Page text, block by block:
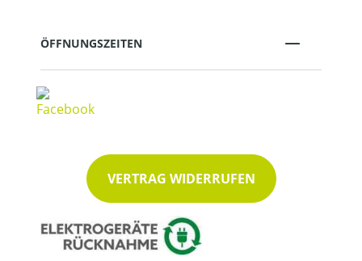
ÖFFNUNGSZEITEN
VERTRAG WIDERRUFEN